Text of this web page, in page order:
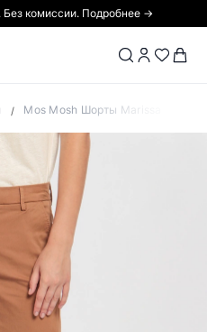
Без комиссии. Подробнее →
Mos Mosh Шорты Marissa